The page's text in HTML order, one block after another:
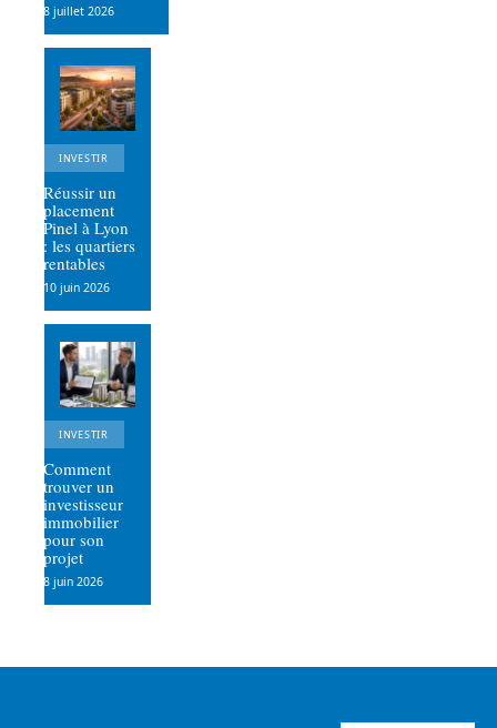
8 juillet 2026
INVESTIR
Réussir un
placement
Pinel à Lyon
: les quartiers
rentables
10 juin 2026
INVESTIR
Comment
trouver un
investisseur
immobilier
pour son
projet
8 juin 2026